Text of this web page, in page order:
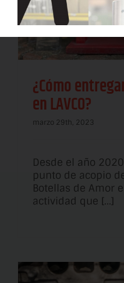
¿Cómo
en LAVCO?
marzo 29th, 2023
Desde el año
punto de acopio
Botellas de Amor
actividad que [...]